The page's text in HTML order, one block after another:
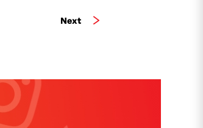
Next